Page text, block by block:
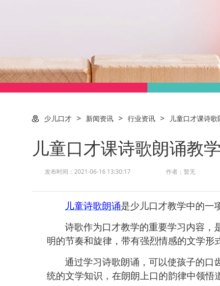
少儿口才 > 新闻资讯 > 行业资讯 > 儿童口才课诗
儿童口才课诗歌朗诵教
发布时间：2021-06-16 13:30:17 作者：暂无
儿童诗歌朗诵是少儿口才教学中的一
诗歌作为口才教学的重要学习内容，
明的节奏和旋律，带有强烈情感的文学形
通过学习诗歌朗诵，可以使孩子的口
统的文学知识，在朗朗上口的韵律中领悟